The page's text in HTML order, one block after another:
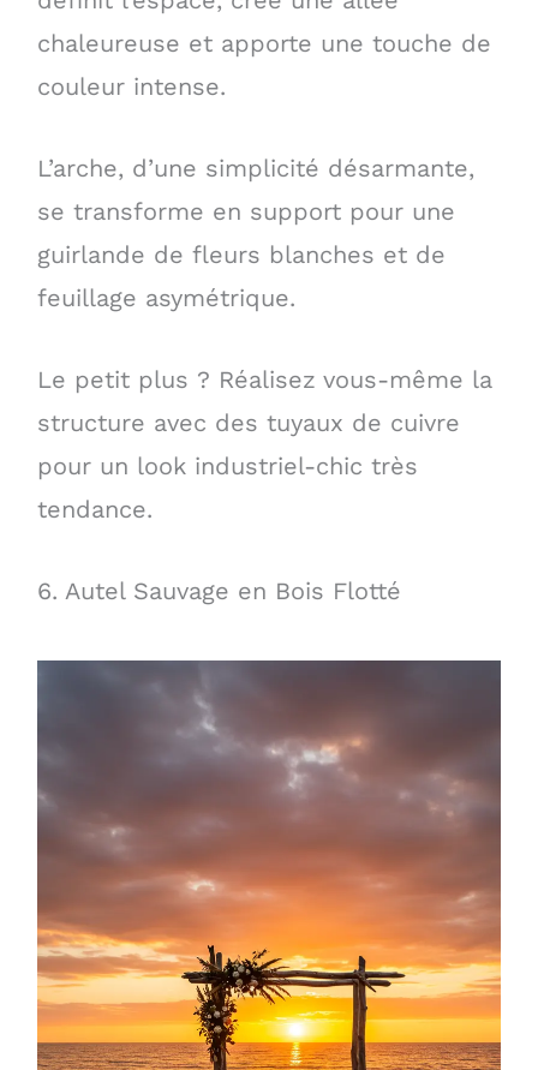
chaleureuse et apporte une touche de
couleur intense.
L’arche, d’une simplicité désarmante,
se transforme en support pour une
guirlande de fleurs blanches et de
feuillage asymétrique.
Le petit plus ? Réalisez vous-même la
structure avec des tuyaux de cuivre
pour un look industriel-chic très
tendance.
6. Autel Sauvage en Bois Flotté